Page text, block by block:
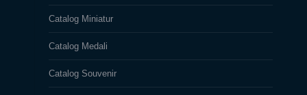
Catalog Miniatur
Catalog Medali
Catalog Souvenir